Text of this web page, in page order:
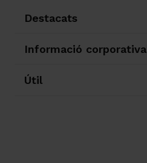
Destacats
Informació corporativa
Útil